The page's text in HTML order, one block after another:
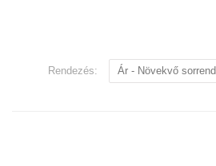
Rendezés: Ár - Növekvő sorrend